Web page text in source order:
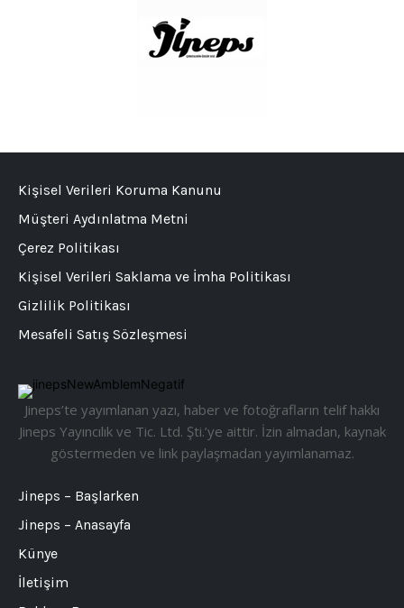
Jineps’te yayımlanan yazı, haber ve fotoğrafların telif hakkı
Jineps Yayıncılık ve Tic. Ltd. Şti.’ye aittir. İzin almadan, kaynak
göstermeden ve link paylaşmadan yayımlanamaz.
Jineps – Başlarken
Jineps – Anasayfa
Künye
İletişim
Kişisel Verileri Koruma Kanunu
Müşteri Aydınlatma Metni
Çerez Politikası
Kişisel Verileri Saklama ve İmha Politikası
Gizlilik Politikası
Mesafeli Satış Sözleşmesi